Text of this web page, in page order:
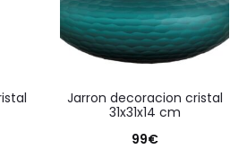
jarron decoracion cristal
31x31x14 cm
99€